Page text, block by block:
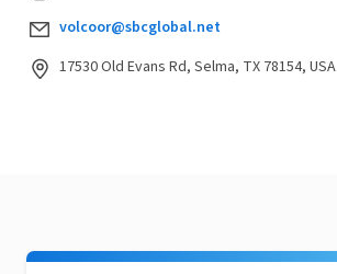
volcoor@sbcglobal.net
17530 Old Evans Rd, Selma, TX 78154, USA